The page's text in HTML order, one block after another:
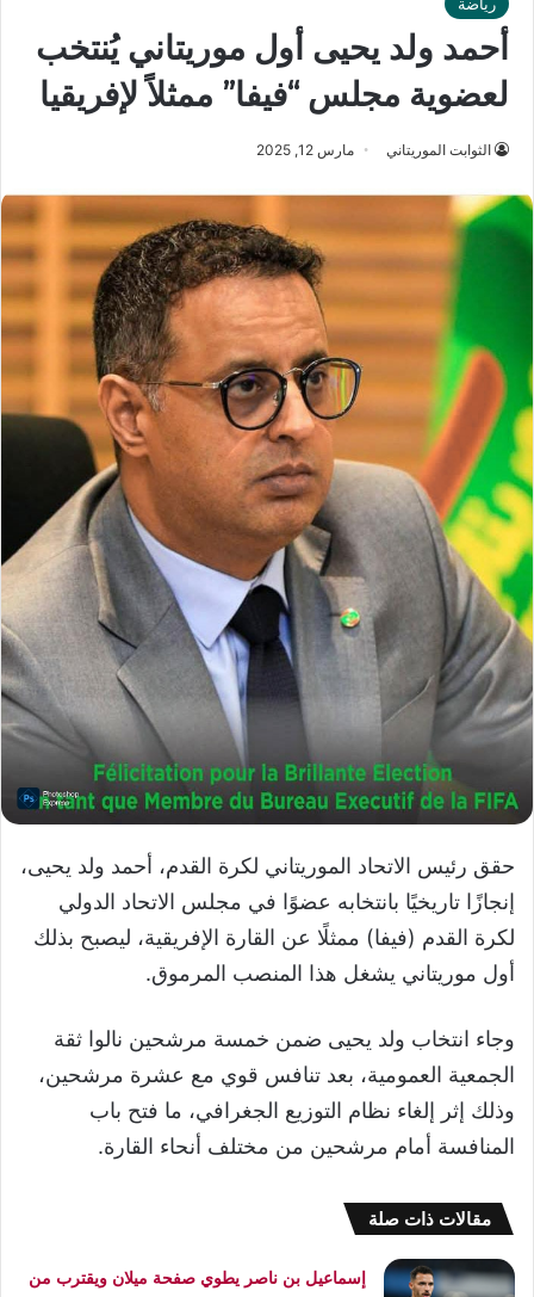
أحمد ولد يحيى أول موريتاني يُنتخب
لعضوية مجلس “فيفا” ممثلاً لإفريقيا
الثوابت الموريتاني مارس 12, 2025
حقق رئيس الاتحاد الموريتاني لكرة القدم، أحمد ولد يحيى،
إنجازًا تاريخيًا بانتخابه عضوًا في مجلس الاتحاد الدولي
لكرة القدم (فيفا) ممثلًا عن القارة الإفريقية، ليصبح بذلك
أول موريتاني يشغل هذا المنصب المرموق.
وجاء انتخاب ولد يحيى ضمن خمسة مرشحين نالوا ثقة
الجمعية العمومية، بعد تنافس قوي مع عشرة مرشحين،
وذلك إثر إلغاء نظام التوزيع الجغرافي، ما فتح باب
المنافسة أمام مرشحين من مختلف أنحاء القارة.
مقالات ذات صلة
إسماعيل بن ناصر يطوي صفحة ميلان ويقترب من